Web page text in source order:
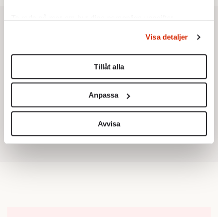
Du kan ändra eller dra tillbaka ditt samtycke när som
helst från cookie-förklaringen.
Vi använder enhetsidentifierare för att anpassa innehållet
för sociala medier och analysera vår trafik. Vi
vidarebefordrar även sådana identifierare och annan
information från din enhet till de sociala medier och
annons- och analysföretag som vi samarbetar med.
Dessa kan i sin tur kombinera informationen med annan
Visa detaljer
Tillåt alla
Anpassa
Avvisa